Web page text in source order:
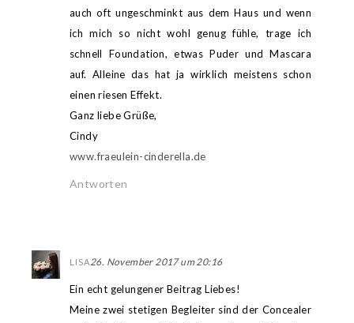
auch oft ungeschminkt aus dem Haus und wenn
ich mich so nicht wohl genug fühle, trage ich
schnell Foundation, etwas Puder und Mascara
auf. Alleine das hat ja wirklich meistens schon
einen riesen Effekt.
Ganz liebe Grüße,
Cindy
www.fraeulein-cinderella.de
Antworten
LISA26. November 2017 um 20:16
Ein echt gelungener Beitrag Liebes!
Meine zwei stetigen Begleiter sind der Concealer